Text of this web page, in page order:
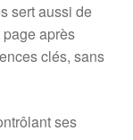
sert aussi de
après
clés, sans
ses